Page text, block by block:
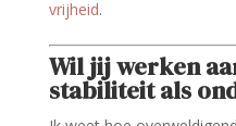
vrijheid.
Wil jij werken
stabiliteit als